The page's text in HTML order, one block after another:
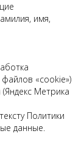
имя,
«cookie»)
Метрика
Политики
данные.